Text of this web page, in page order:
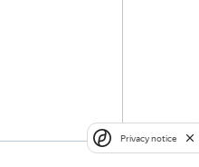
Privacy notice